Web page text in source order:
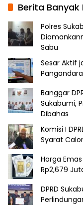
Berita Banyak
Polres
Sabu
Sesar Aktif
Banggar
Sukabumi,
Dibahas
Komisi I
Syarat
Harga
Rp2,679
DPRD